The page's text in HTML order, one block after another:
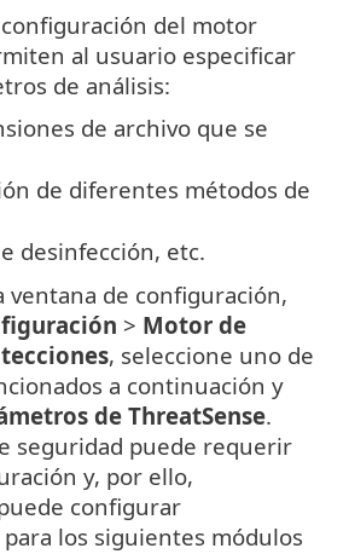
del motor
al usuario especificar
de análisis:
de archivo que se
de diferentes métodos de
desinfección, etc.
ventana de configuración,
> Motor de
, seleccione uno de
a continuación y
de ThreatSense.
seguridad puede requerir
y, por ello,
configurar
los siguientes módulos